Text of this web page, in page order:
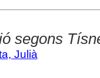
segons
Julià